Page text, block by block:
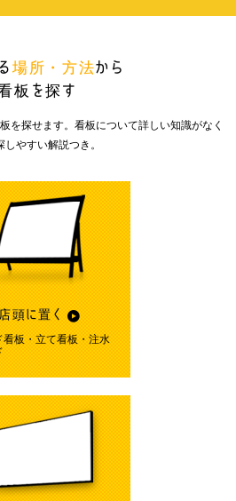
場所・方法から
板を探す
を探せます。看板について詳しい知識がなく
しやすい解説つき。
店頭に置く
看板・立て看板・注水